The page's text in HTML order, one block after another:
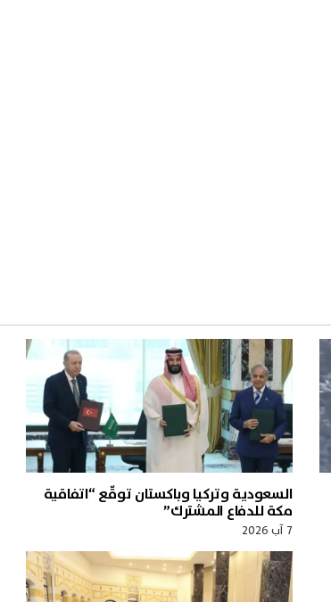
السعودية وتركيا وباكستان توقّع “اتفاقية
مكة للدفاع المشترك”
7 آب 2026